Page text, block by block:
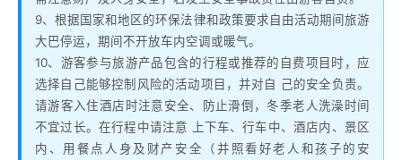
9、根据国家和地区的环保法律和政策要求自由活动期间旅游
大巴停运，期间不开放车内空调或暖气。
10、游客参与旅游产品包含的行程或推荐的自费项目时，应
选择自己能够控制风险的活动项目，并对自 己的安全负责。
请游客入住酒店时注意安全、防止滑倒，冬季老人洗澡时间
不宜过长。在行程中请注意 上下车、行车中、酒店内、景区
内、用餐点人身及财产安全（并照看好老人和孩子的安